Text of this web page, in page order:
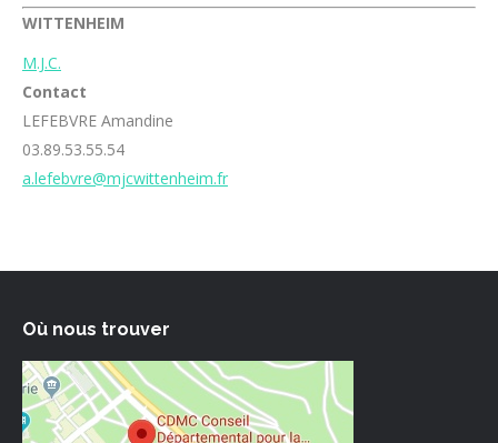
WITTENHEIM
M.J.C.
Contact
LEFEBVRE Amandine
03.89.53.55.54
a.lefebvre@mjcwittenheim.fr
Où nous trouver